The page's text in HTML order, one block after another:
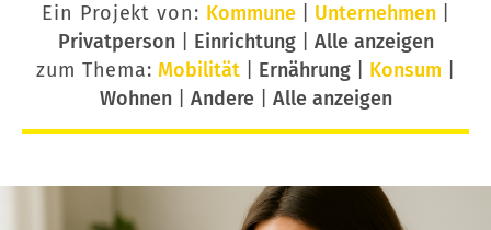
Ein Projekt von: Kommune| Unternehmen|
Privatperson| Einrichtung| Alle anzeigen
zum Thema: Mobilität Ernährung Konsum
Wohnen| Andere| Alle anzeigen